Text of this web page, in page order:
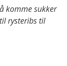
komme sukker
rysteribs til